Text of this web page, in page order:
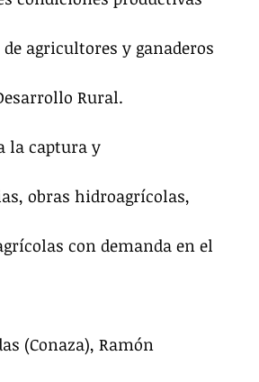
agricultores y ganaderos
Rural.
la captura y
obras hidroagrícolas,
con demanda en el
(Conaza), Ramón